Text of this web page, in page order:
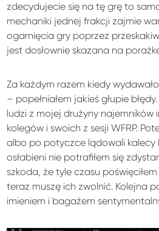
zdecydujecie się na tę grę to
mechaniki jednej frakcji zajmie
ogarnięcia gry poprzez
jest dosłownie skazana na
Za każdym razem kiedy
– popełniałem jakieś głupie
ludzi z mojej drużyny
kolegów i swoich z sesji WFRP.
albo po potyczce lądowali kalecy
osłabieni nie potrafiłem się
szkoda, że tyle czasu
teraz muszę ich zwolnić. Kolejna
imieniem i bagażem